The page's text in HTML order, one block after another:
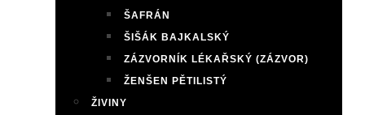
ŠAFRÁN
ŠIŠÁK BAJKALSKÝ
ZÁZVORNÍK LÉKAŘSKÝ (ZÁZVOR)
ŽENŠEN PĚTILISTÝ
ŽIVINY